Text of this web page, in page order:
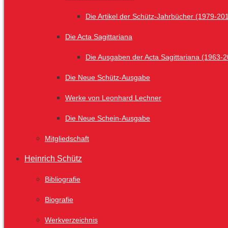
Die Artikel der Schütz-Jahrbücher (1979-
Die Acta Sagittariana
Die Ausgaben der Acta Sagittariana (1963-
Die Neue Schütz-Ausgabe
Werke von Leonhard Lechner
Die Neue Schein-Ausgabe
Mitgliedschaft
Heinrich Schütz
Bibliografie
Biografie
Werkverzeichnis